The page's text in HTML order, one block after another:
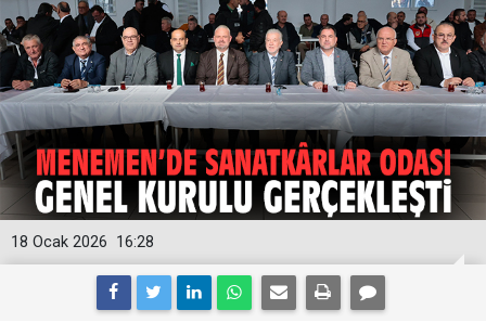
16:28
18 Ocak 2026